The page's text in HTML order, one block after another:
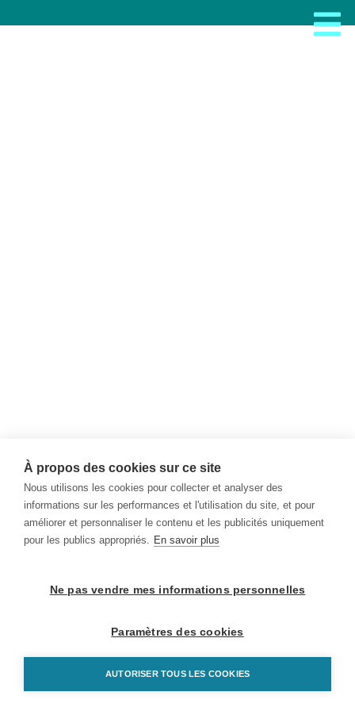
À propos des cookies sur ce site
Nous utilisons les cookies pour collecter et analyser des
informations sur les performances et l'utilisation du site, et pour
améliorer et personnaliser le contenu et les publicités uniquement
pour les publics appropriés. En savoir plus
Ne pas vendre mes informations personnelles
Paramètres des cookies
AUTORISER TOUS LES COOKIES